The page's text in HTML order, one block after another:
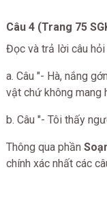
Câu 4 (Trang 75
Đọc và trả lời câu hỏi
a. Câu "- Hà, nắng
vật chứ không mang
b. Câu "- Tôi thấy
Thông qua phần
chính xác nhất các